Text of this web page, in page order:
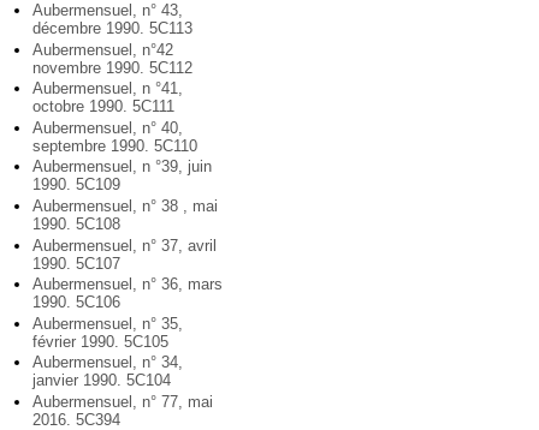
Aubermensuel, n° 43,
décembre 1990. 5C113
Aubermensuel, n°42
novembre 1990. 5C112
Aubermensuel, n °41,
octobre 1990. 5C111
Aubermensuel, n° 40,
septembre 1990. 5C110
Aubermensuel, n °39, juin
1990. 5C109
Aubermensuel, n° 38 , mai
1990. 5C108
Aubermensuel, n° 37, avril
1990. 5C107
Aubermensuel, n° 36, mars
1990. 5C106
Aubermensuel, n° 35,
février 1990. 5C105
Aubermensuel, n° 34,
janvier 1990. 5C104
Aubermensuel, n° 77, mai
2016. 5C394